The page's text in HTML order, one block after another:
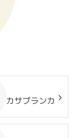
カサブランカ